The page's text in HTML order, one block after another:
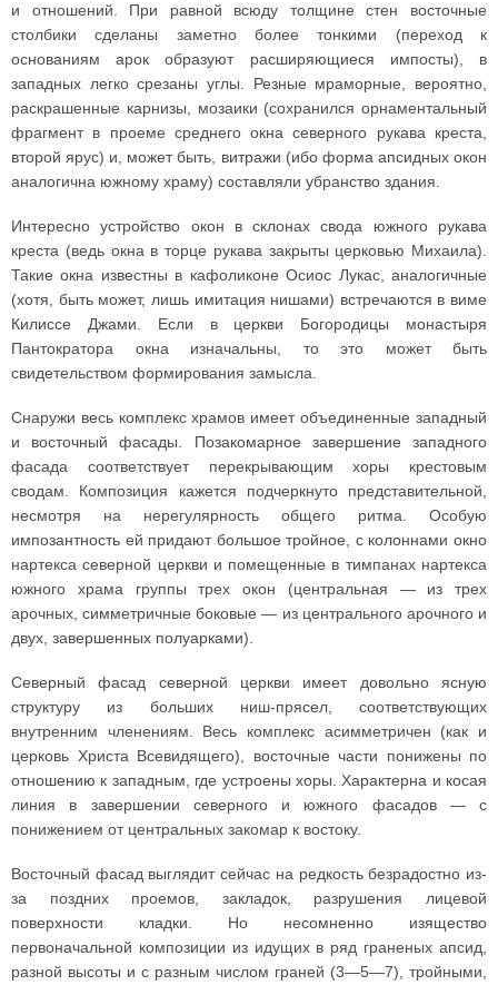
и отношений. При равной всюду толщине стен восточные
столбики сделаны заметно более тонкими (переход к
основаниям арок образуют расширяющиеся импосты), в
западных легко срезаны углы. Резные мраморные, вероятно,
раскрашенные карнизы, мозаики (сохранился орнаментальный
фрагмент в проеме среднего окна северного рукава креста,
второй ярус) и, может быть, витражи (ибо форма апсидных окон
аналогична южному храму) составляли убранство здания.
Интересно устройство окон в склонах свода южного рукава
креста (ведь окна в торце рукава закрыты церковью Михаила).
Такие окна известны в кафоликоне Осиос Лукас, аналогичные
(хотя, быть может, лишь имитация нишами) встречаются в виме
Килиссе Джами. Если в церкви Богородицы монастыря
Пантократора окна изначальны, то это может быть
свидетельством формирования замысла.
Снаружи весь комплекс храмов имеет объединенные западный
и восточный фасады. Позакомарное завершение западного
фасада соответствует перекрывающим хоры крестовым
сводам. Композиция кажется подчеркнуто представительной,
несмотря на нерегулярность общего ритма. Особую
импозантность ей придают большое тройное, с колоннами окно
нартекса северной церкви и помещенные в тимпанах нартекса
южного храма группы трех окон (центральная — из трех
арочных, симметричные боковые — из центрального арочного и
двух, завершенных полуарками).
Северный фасад северной церкви имеет довольно ясную
структуру из больших ниш-прясел, соответствующих
внутренним членениям. Весь комплекс асимметричен (как и
церковь Христа Всевидящего), восточные части понижены по
отношению к западным, где устроены хоры. Характерна и косая
линия в завершении северного и южного фасадов — с
понижением от центральных закомар к востоку.
Восточный фасад выглядит сейчас на редкость безрадостно из-
за поздних проемов, закладок, разрушения лицевой
поверхности кладки. Но несомненно изящество
первоначальной композиции из идущих в ряд граненых апсид,
разной высоты и с разным числом граней (3—5—7), тройными,